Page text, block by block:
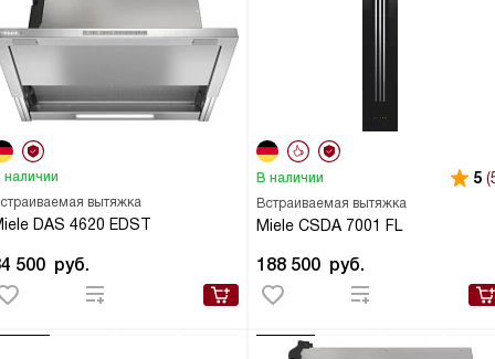
вытяжка
DAS 4620 EDST
наличии
500 руб.
Встраиваемая вытяжка
Miele CSDA 7001 FL
В наличии 5
188 500 руб.